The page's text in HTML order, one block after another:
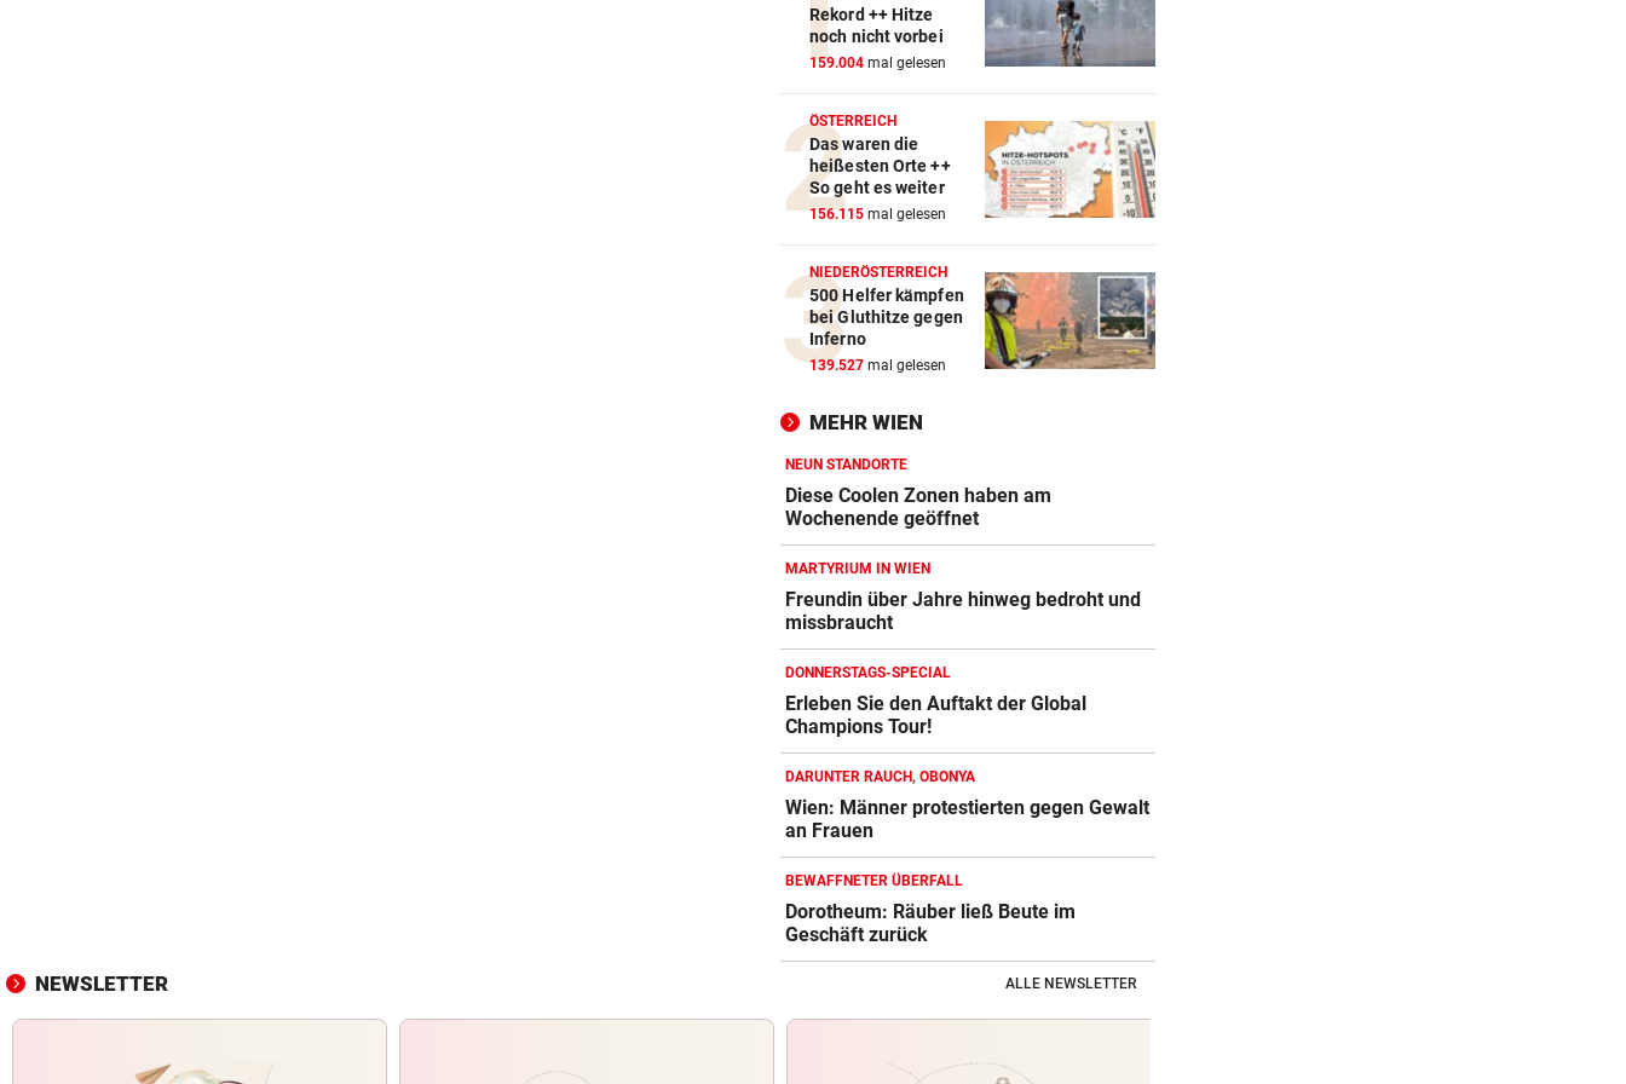
Rekord ++ Hitze
noch nicht vorbei
159.004 mal gelesen
ÖSTERREICH
Das waren die
heißesten Orte ++
So geht es weiter
156.115 mal gelesen
NIEDERÖSTERREICH
500 Helfer kämpfen
bei Gluthitze gegen
Inferno
139.527 mal gelesen
MEHR WIEN
NEUN STANDORTE
Diese Coolen Zonen haben am
Wochenende geöffnet
MARTYRIUM IN WIEN
Freundin über Jahre hinweg bedroht und
missbraucht
DONNERSTAGS-SPECIAL
Erleben Sie den Auftakt der Global
Champions Tour!
DARUNTER RAUCH, OBONYA
Wien: Männer protestierten gegen Gewalt
an Frauen
BEWAFFNETER ÜBERFALL
Dorotheum: Räuber ließ Beute im
Geschäft zurück
NEWSLETTER ALLE NEWSLETTER